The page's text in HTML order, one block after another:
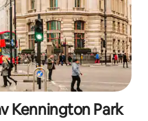
Kennington Park